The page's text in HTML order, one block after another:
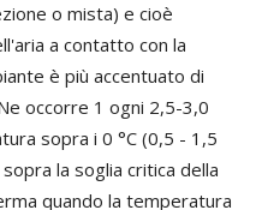
o mista) e cioè
a contatto con la
è più accentuato di
occorre 1 ogni 2,5-3,0
sopra i 0 °C (0,5 - 1,5
la soglia critica della
quando la temperatura